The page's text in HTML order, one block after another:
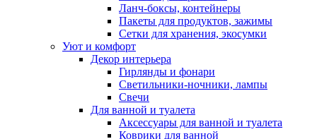
Ланч-боксы, контейнеры
Пакеты для продуктов, зажимы
Сетки для хранения, экосумки
Уют и комфорт
Декор интерьера
Гирлянды и фонари
Светильники-ночники, лампы
Свечи
Для ванной и туалета
Аксессуары для ванной и туалета
Коврики для ванной